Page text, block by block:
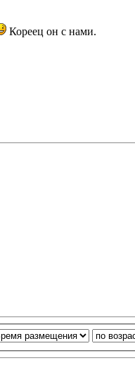
Кореец он с нами.